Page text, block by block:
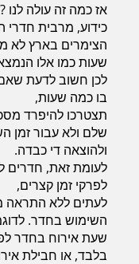
אז כמה זה עולה לנו ?
כידוע, מרבית חדרי
הצימרים בארץ לא
שעות כמו אלו
לכן חשוב לדעת
בו כמה שעות,
תצטרכו להיפרד
שלם ולא עבור זמן
ולהוצאה די כבדה.
לעומת זאת, חדרים
לפרקי זמן קצרים,
לעתים ללא התראה
השימוש בחדר.